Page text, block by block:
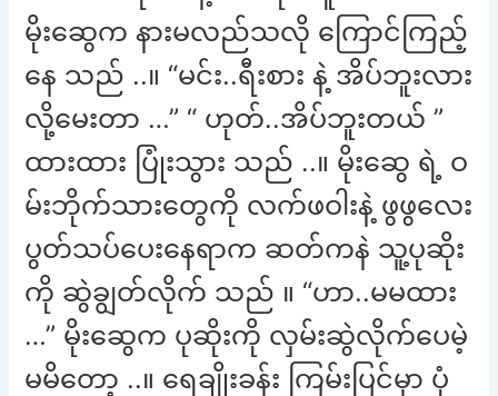
မိုးဆွေက နားမလည်သလို ကြောင်ကြည့်
နေ သည် ..။ “မင်း..ရီးစား နဲ့ အိပ်ဘူးလား
လို့မေးတာ …” “ ဟုတ်..အိပ်ဘူးတယ် ”
ထားထား ပြုံးသွား သည် ..။ မိုးဆွေ ရဲ့ ဝ
မ်းဘိုက်သားတွေကို လက်ဖဝါးနဲ့ ဖွဖွလေး
ပွတ်သပ်ပေးနေရာက ဆတ်ကနဲ သူ့ပုဆိုး
ကို ဆွဲချွတ်လိုက် သည် ။ “ဟာ..မမထား
…” မိုးဆွေက ပုဆိုးကို လှမ်းဆွဲလိုက်ပေမဲ့
မမိတော့ ..။ ရေချိုးခန်း ကြမ်းပြင်မှာ ပုံ